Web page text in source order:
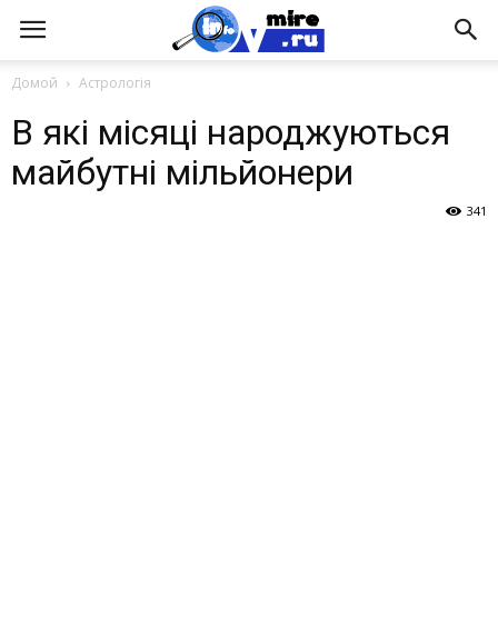
Домой Астрологія
В які місяці народжуються
майбутні мільйонери
341